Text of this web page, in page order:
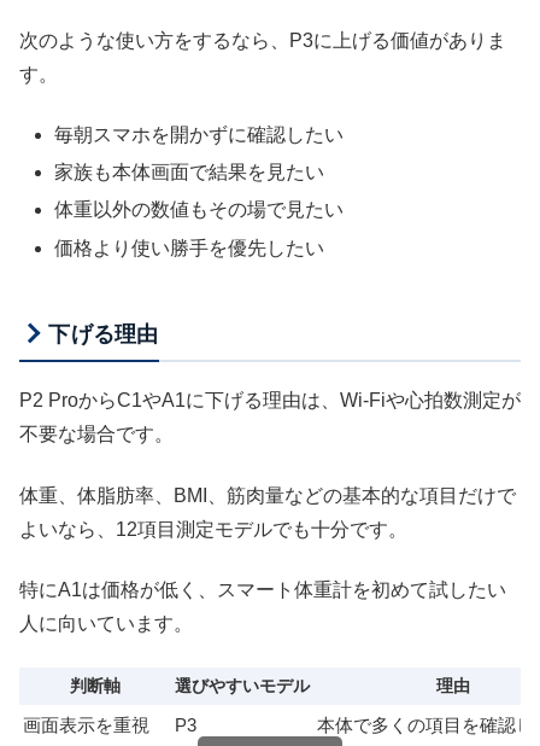
次のような使い方をするなら、P3に上げる価値がありま
す。
毎朝スマホを開かずに確認したい
家族も本体画面で結果を見たい
体重以外の数値もその場で見たい
価格より使い勝手を優先したい
下げる理由
P2 ProからC1やA1に下げる理由は、Wi-Fiや心拍数測定が
不要な場合です。
体重、体脂肪率、BMI、筋肉量などの基本的な項目だけで
よいなら、12項目測定モデルでも十分です。
特にA1は価格が低く、スマート体重計を初めて試したい
人に向いています。
判断軸 選びやすいモデル 理由
画面表示を重視 P3
本体で多くの項目を確認し